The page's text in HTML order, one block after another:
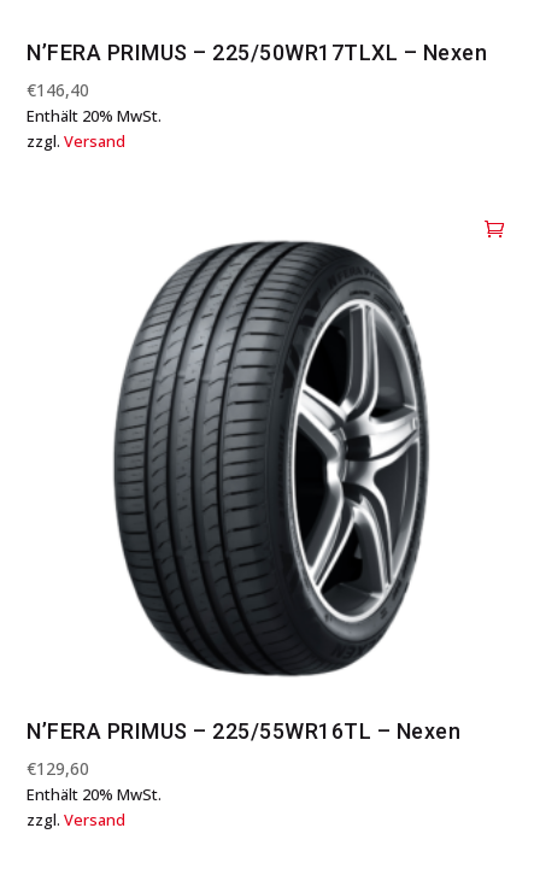
N’FERA PRIMUS – 225/50WR17TLXL – Nexen
€146,40
Enthält 20% MwSt.
zzgl.Versand
N’FERA PRIMUS – 225/55WR16TL – Nexen
€129,60
Enthält 20% MwSt.
zzgl.Versand